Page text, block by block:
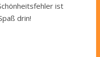
ist
drin!